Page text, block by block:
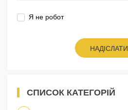
Я не робот
НАДІСЛАТИ
СПИСОК КАТЕГОРІЙ